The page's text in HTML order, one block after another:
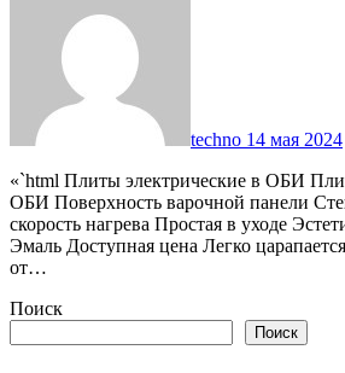
techno 14 мая 2024
«`html Плиты электрические в ОБИ Плиты электрические в
ОБИ Поверхность варочной панели
скорость нагрева Простая в уходе
Эмаль Доступная цена Легко
от…
Поиск
Поиск